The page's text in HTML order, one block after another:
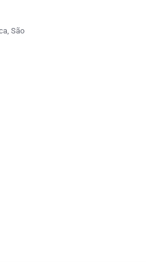
São